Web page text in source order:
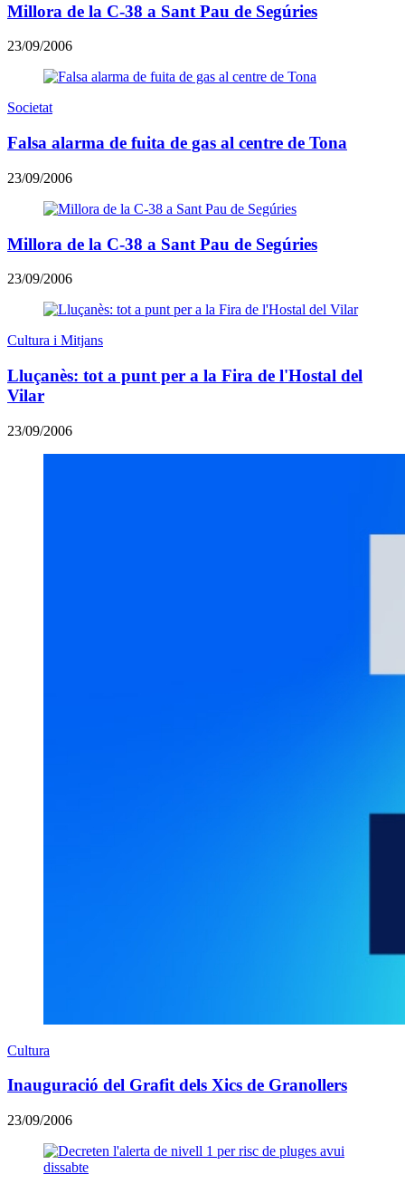
Millora de la C-38 a Sant Pau de Segúries
23/09/2006
Societat
Falsa alarma de fuita de gas al centre de Tona
23/09/2006
Millora de la C-38 a Sant Pau de Segúries
23/09/2006
Cultura i Mitjans
Lluçanès: tot a punt per a la Fira de l'Hostal del
Vilar
23/09/2006
Cultura
Inauguració del Grafit dels Xics de Granollers
23/09/2006